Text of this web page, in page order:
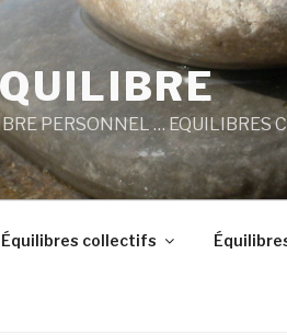
PERSONNEL … EQUILIBRES
Équilibres collectifs